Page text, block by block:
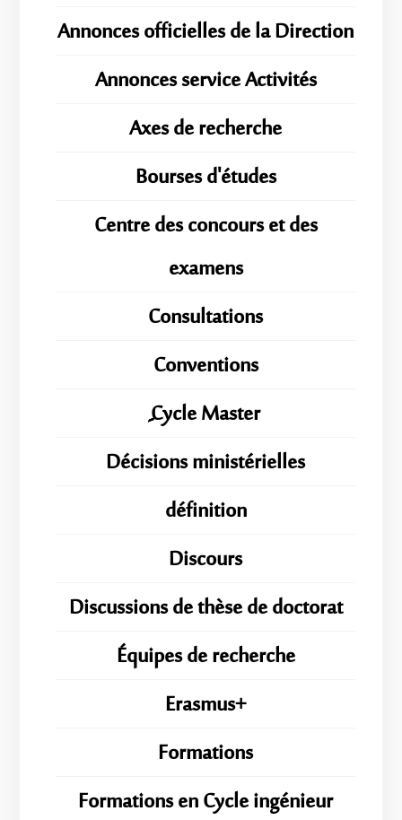
Annonces officielles de la Direction
Annonces service Activités
Axes de recherche
Bourses d'études
Centre des concours et des
examens
Consultations
Conventions
ِِِCycle Master
Décisions ministérielles
définition
Discours
Discussions de thèse de doctorat
Équipes de recherche
Erasmus+
Formations
Formations en Cycle ingénieur